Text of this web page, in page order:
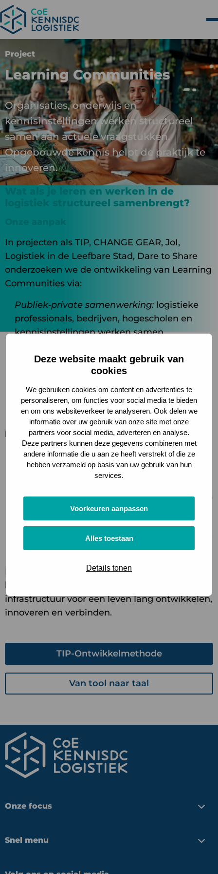
Deze website maakt gebruik van
cookies
We gebruiken cookies om content en advertenties te
personaliseren, om functies voor social media te bieden
en om ons websiteverkeer te analyseren. Ook delen we
informatie over uw gebruik van onze site met onze
partners voor social media, adverteren en analyse.
Deze partners kunnen deze gegevens combineren met
andere informatie die u aan ze heeft verstrekt of die ze
hebben verzameld op basis van uw gebruik van hun
services.
Voorkeuren aanpassen
Alles toestaan
Details tonen
Learning Communities
Project
Organisaties, onderwijs en
kennisinstellingen werken structureel
samen aan actuele vraagstukken.
Opgebouwde kennis helpt de praktijk te
innoveren.
Wat als je leren en werken in de
logistiek structureel samenbrengt?
In projecten als TIP, CHANGE GEAR, JoI,
Logistiek in de Leefbare Stad, Dare to Share
onderzoeken we de ontwikkeling van Learning
Communities via:
Publiek‑private samenwerking: logistieke
professionals, bedrijven, hogescholen en
kennisinstellingen werken samen
digitale tools (zoals scans) en intervisie
helpen bij gericht leren
Contextgerichte cases:TIP richtte zich op
skills in de regio, LiLS brengt Learning
Community in stedelijke context
Resultaten en instrumenten
TIP-ontwikkelmethode: bijeenkomsten van
professionals en studenten, geleid door
Designkit voor Learning Communities:doel-,
structuur-, en processcan om Learning
Communities planmatig op te zetten
Draaiboek opzet Learning Communities
Young Professionals community
Learning Communities zijn meer dan
bijeenkomsten alleen. Ze vormen de
infrastructuur voor een leven lang ontwikkelen,
innoveren en verbinden.
TIP-Ontwikkelmethode
Van tool naar taal
Onze focus
Snel menu